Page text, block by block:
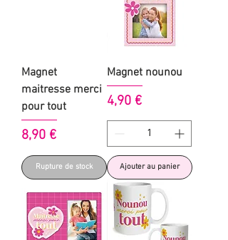
Magnet
maitresse merci
pour tout
Prix
8,90 €
Rupture de stock
Magnet nounou
Prix
4,90 €
Ajouter au panier